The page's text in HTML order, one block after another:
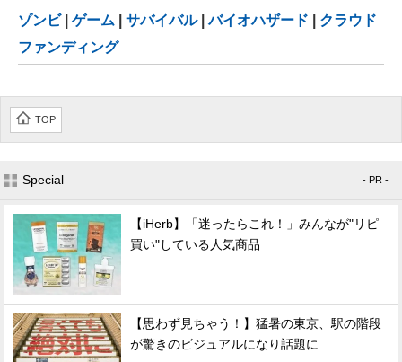
ゾンビ| ゲーム サバイバル|バイオハザード
クラウド
ファンディング
TOP
Special - PR -
【iHerb】「迷ったらこれ！」みんなが"リピ
買い"している人気商品
【思わず見ちゃう！】猛暑の東京、駅の階段
が驚きのビジュアルになり話題に